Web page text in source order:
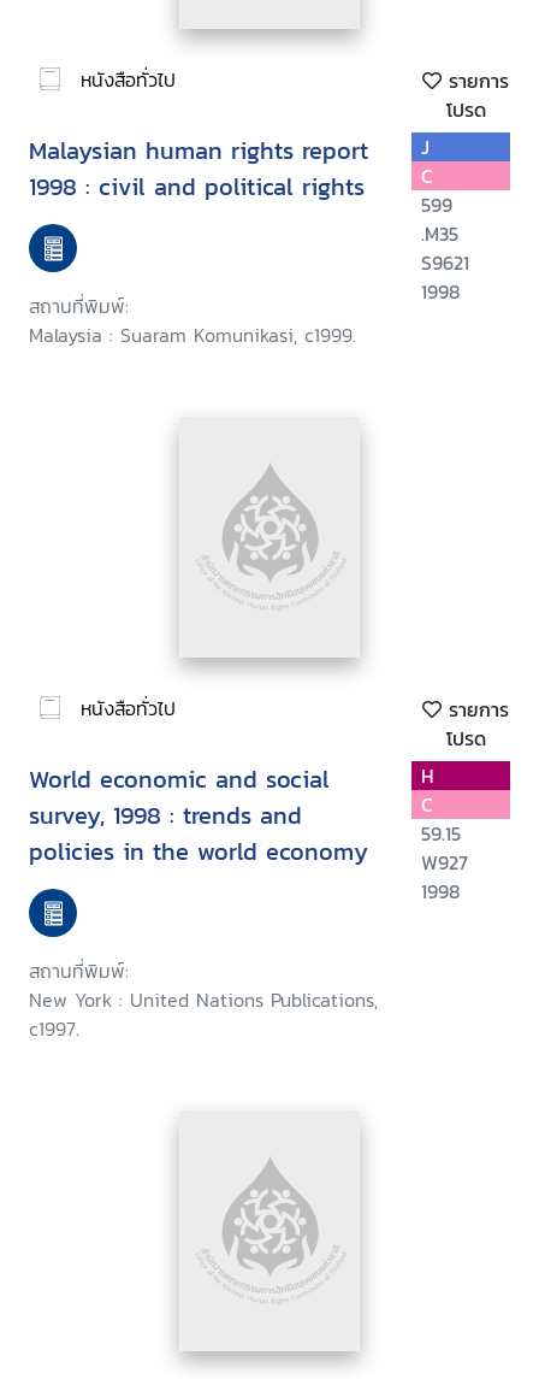
หนังสือทั่วไป
รายการ
โปรด
Malaysian human rights report
1998 : civil and political rights
สถานที่พิมพ์:
Malaysia : Suaram Komunikasi, c1999.
J
C
599
.M35
S9621
1998
หนังสือทั่วไป
รายการ
โปรด
World economic and social
survey, 1998 : trends and
policies in the world economy
สถานที่พิมพ์:
New York : United Nations Publications,
c1997.
H
C
59.15
W927
1998